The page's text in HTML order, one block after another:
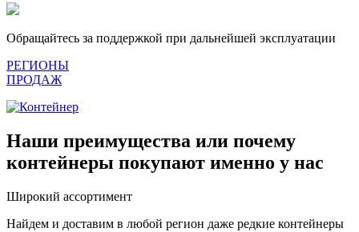
Обращайтесь за поддержкой при дальнейшей эксплуатации
РЕГИОНЫ
ПРОДАЖ
Наши преимущества или почему
контейнеры покупают именно у нас
Широкий ассортимент
Найдем и доставим в любой регион даже редкие контейнеры